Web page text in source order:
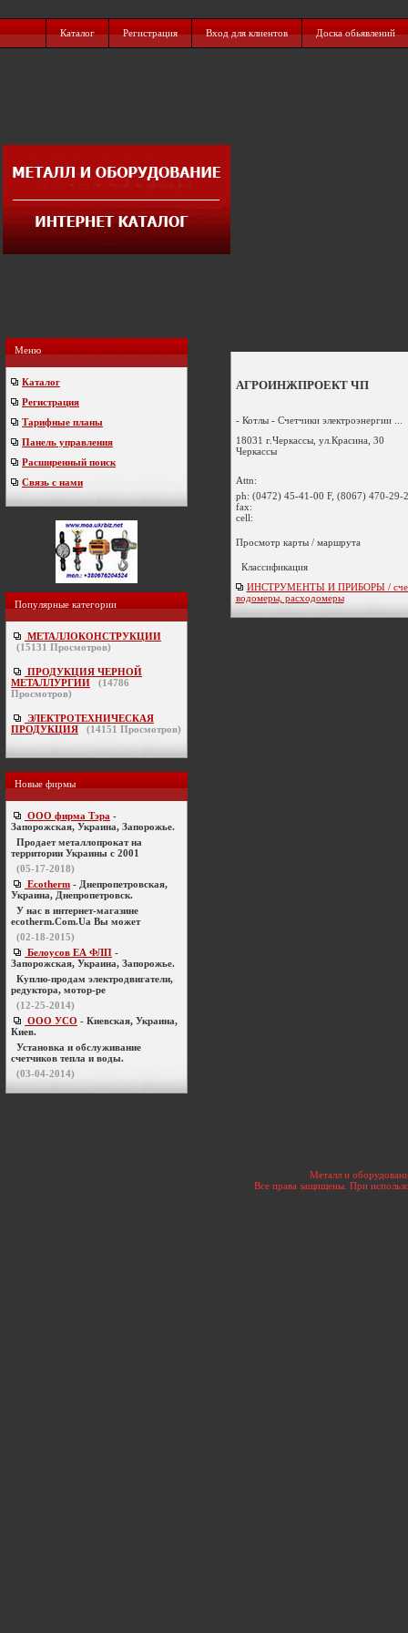
Каталог Регистрация Вход для клиентов Доска обьявлений
Меню
Каталог
Регистрация
Тарифные планы
Панель управления
Расширенный поиск
Связь с нами
Популярные категории
МЕТАЛЛОКОНСТРУКЦИИ
(15131 Просмотров)
ПРОДУКЦИЯ ЧЕРНОЙ
МЕТАЛЛУРГИИ
(14786
Просмотров)
ЭЛЕКТРОТЕХНИЧЕСКАЯ
ПРОДУКЦИЯ
(14151 Просмотров)
Новые фирмы
ООО фирма Тэра -
Запорожская, Украина, Запорожье.
Продает металлопрокат на
территории Украины с 2001
(05-17-2018)
Ecotherm - Днепропетровская,
Украина, Днепропетровск.
У нас в интернет-магазине
ecotherm.Com.Ua Вы может
(02-18-2015)
Белоусов ЕА ФЛП -
Запорожская, Украина, Запорожье.
Куплю-продам электродвигатели,
редуктора, мотор-ре
(12-25-2014)
ООО УСО - Киевская, Украина,
Киев.
Установка и обслуживание
счетчиков тепла и воды.
(03-04-2014)
АГРОИНЖПРОЕКТ ЧП
- Котлы - Счетчики электроэнергии ...
18031 г.Черкассы, ул.Красина, 30
Черкассы
Attn:
ph: (0472) 45-41-00 F, (8067) 470-29-
fax:
cell:
Просмотр карты / маршрута
Классификация
ИНСТРУМЕНТЫ И ПРИБОРЫ /
водомеры, расходомеры
Металл и
Все права защищены. При